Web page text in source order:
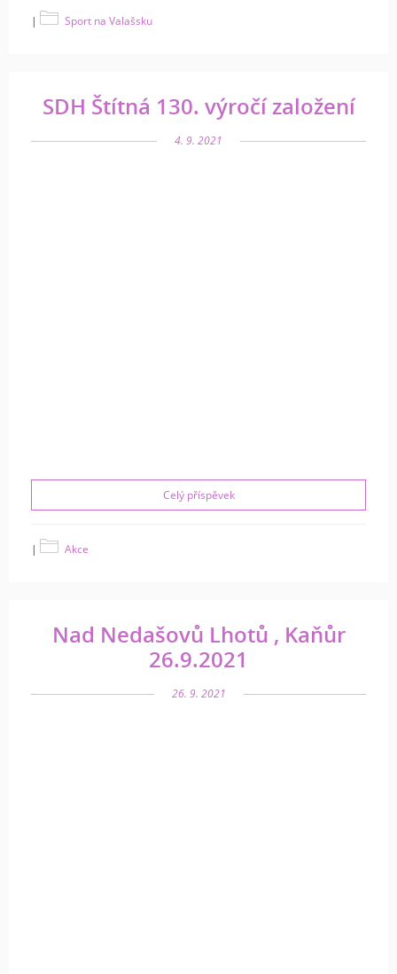
| Sport na Valašsku
SDH Štítná 130. výročí založení
4. 9. 2021
Celý příspěvek
| Akce
Nad Nedašovů Lhotů , Kaňůr
26.9.2021
26. 9. 2021